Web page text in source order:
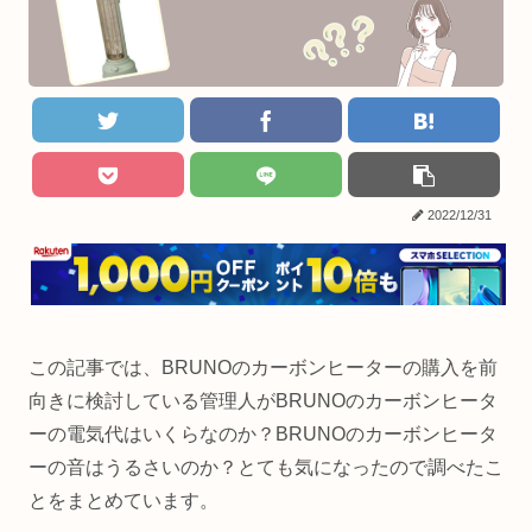
2022/12/31
この記事では、BRUNOのカーボンヒーターの購入を前
向きに検討している管理人がBRUNOのカーボンヒータ
ーの電気代はいくらなのか？BRUNOのカーボンヒータ
ーの音はうるさいのか？とても気になったので調べたこ
とをまとめています。